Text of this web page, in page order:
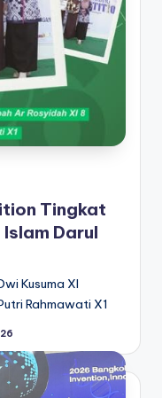
Tingkat
Darul
Kusuma XI
Rahmawati X1